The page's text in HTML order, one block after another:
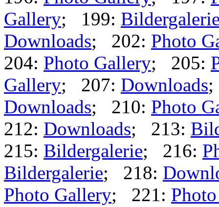
Gallery; 199:
Downloads; 202: Photo
204: Photo Gallery; 205:
Gallery; 207: Downloads
Downloads; 210: Photo
212: Downloads; 213:
215: Bildergalerie; 216:
Bildergalerie; 218:
Photo Gallery; 221: